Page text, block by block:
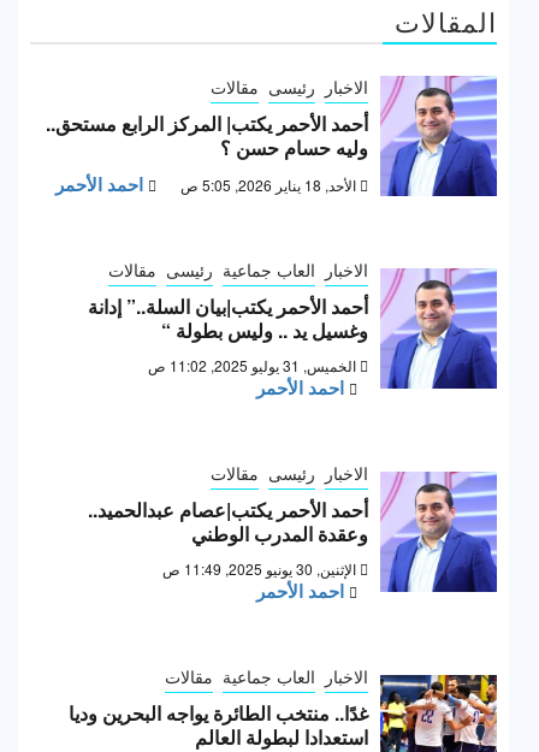
المقالات
الاخبار رئيسى مقالات
أحمد الأحمر يكتب| المركز الرابع مستحق..
وليه حسام حسن ؟
الأحد, 18 يناير 2026, 5:05 ص احمد الأحمر
الاخبار العاب جماعية رئيسى مقالات
أحمد الأحمر يكتب|بيان السلة..” إدانة
وغسيل يد .. وليس بطولة “
الخميس, 31 يوليو 2025, 11:02 ص
احمد الأحمر
الاخبار رئيسى مقالات
أحمد الأحمر يكتب|عصام عبدالحميد..
وعقدة المدرب الوطني
الإثنين, 30 يونيو 2025, 11:49 ص
احمد الأحمر
الاخبار العاب جماعية مقالات
غدًا.. منتخب الطائرة يواجه البحرين وديا
استعدادا لبطولة العالم